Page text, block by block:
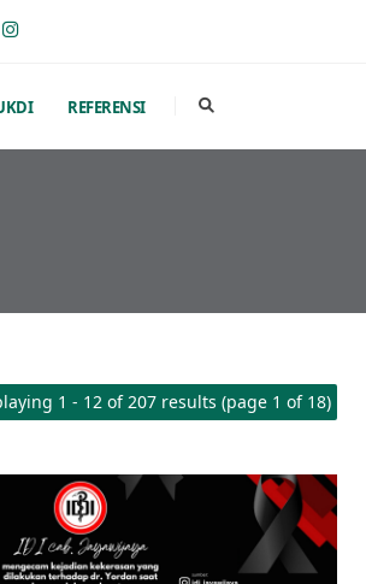
REFERENSI
1 - 12 of 207 results (page 1 of 18)